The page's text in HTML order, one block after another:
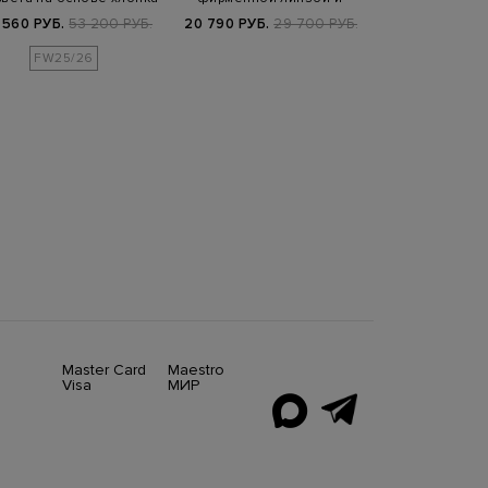
РУБ. 53 200 РУБ.
FW25/26
20 790 РУБ. 29 700 РУБ.
Master Card
Visa
Maestro
МИР